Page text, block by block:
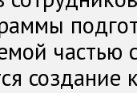
частью
создание